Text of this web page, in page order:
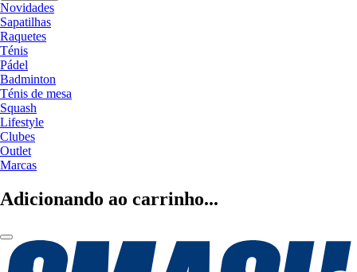
Novidades
Sapatilhas
Raquetes
Ténis
Pádel
Badminton
Ténis de mesa
Squash
Lifestyle
Clubes
Outlet
Marcas
Adicionando ao carrinho...